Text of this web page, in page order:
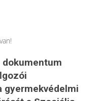
gyermekvédelmi